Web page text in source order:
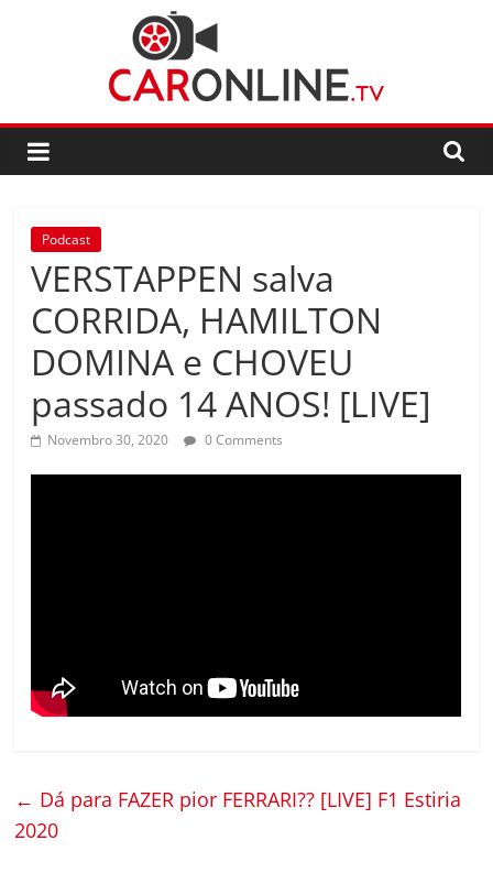
CarOnline.TV
CarOnline.TV
Ensaios
Automóvel
em
Português
Podcast
VERSTAPPEN salva
CORRIDA, HAMILTON
DOMINA e CHOVEU
passado 14 ANOS! [LIVE]
Novembro 30, 2020 0 Comments
← Dá para FAZER pior FERRARI?? [LIVE] F1 Estiria
2020